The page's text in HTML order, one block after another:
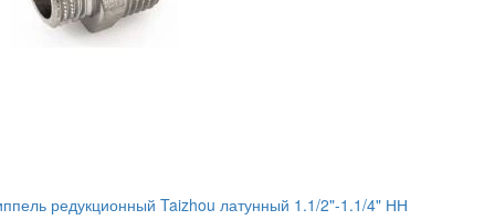
редукционный Taizhou латунный 1.1/2"-1.1/4" НН